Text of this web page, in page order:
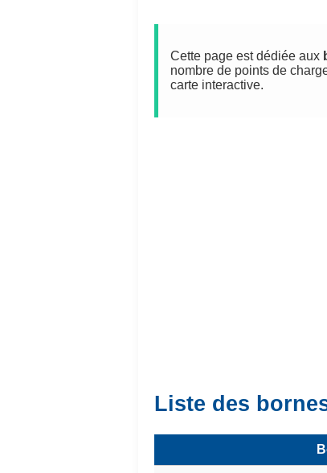
Cette page est dédiée aux
nombre de points de
carte interactive.
Liste des